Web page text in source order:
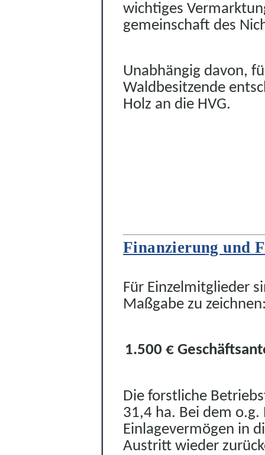
wichtiges
gemeinschaft des
Unabhängig davon,
Waldbesitzende
Holz an die HVG.
Finanzierung und
Für Einzelmitglieder
Maßgabe zu
1.500 €
Die forstliche
31,4 ha. Bei dem o.g.
Einlagevermögen in
Austritt wieder